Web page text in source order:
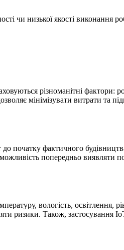
чи низької якості виконання
різноманітні фактори:
мінімізувати витрати та
початку фактичного
попередньо виявляти
вологість, освітлення,
ризики. Також, застосування